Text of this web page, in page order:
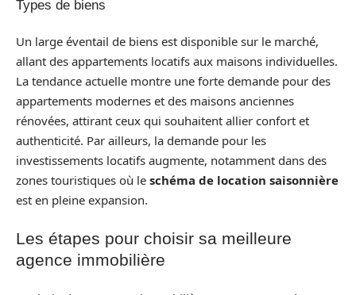
Types de biens
Un large éventail de biens est disponible sur le marché,
allant des appartements locatifs aux maisons individuelles.
La tendance actuelle montre une forte demande pour des
appartements modernes et des maisons anciennes
rénovées, attirant ceux qui souhaitent allier confort et
authenticité. Par ailleurs, la demande pour les
investissements locatifs augmente, notamment dans des
zones touristiques où le schéma de location saisonnière
est en pleine expansion.
Les étapes pour choisir sa meilleure
agence immobilière